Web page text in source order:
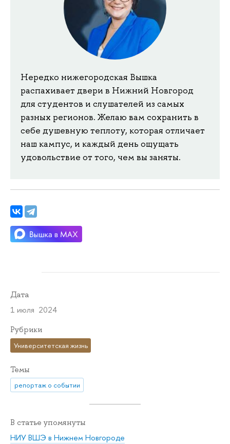
Нередко нижегородская Вышка
распахивает двери в Нижний Новгород
для студентов и слушателей из самых
разных регионов. Желаю вам сохранить в
себе душевную теплоту, которая отличает
наш кампус, и каждый день ощущать
удовольствие от того, чем вы заняты.
Дата
1 июля 2024
Рубрики
Университетская жизнь
Темы
репортаж о событии
В статье упомянуты
НИУ ВШЭ в Нижнем Новгороде